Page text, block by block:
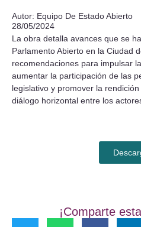
Autor: Equipo De Estado Abierto
28/05/2024
La obra detalla avances que se
Parlamento Abierto en la Ciudad
recomendaciones para impulsar
aumentar la participación de las
legislativo y promover la
diálogo horizontal entre los
¡Comparte